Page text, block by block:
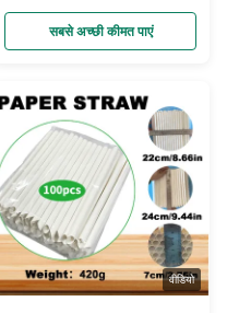
पुआल
सबसे अच्छी कीमत पाएं
वीडियो